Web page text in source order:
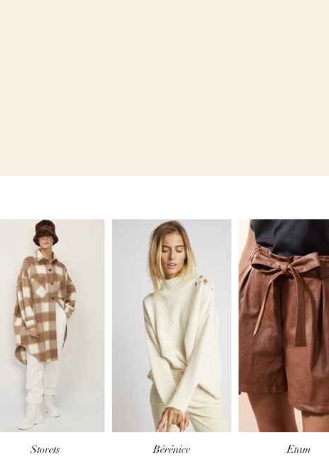
Storets Bérénice Etam